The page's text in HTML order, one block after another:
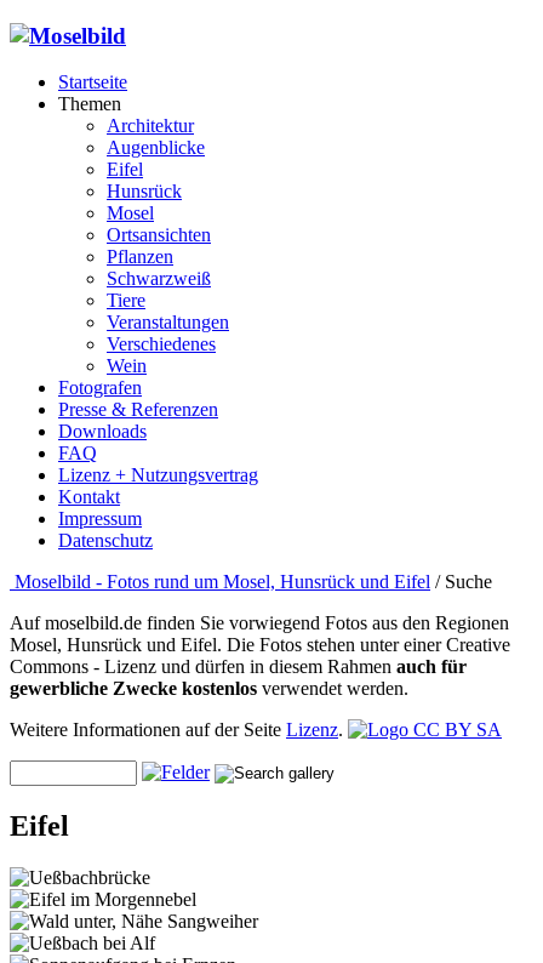
Startseite
Themen
Architektur
Augenblicke
Eifel
Hunsrück
Mosel
Ortsansichten
Pflanzen
Schwarzweiß
Tiere
Veranstaltungen
Verschiedenes
Wein
Fotografen
Presse & Referenzen
Downloads
FAQ
Lizenz + Nutzungsvertrag
Kontakt
Impressum
Datenschutz
Moselbild - Fotos rund um Mosel, Hunsrück und Eifel / Suche
Auf moselbild.de finden Sie vorwiegend Fotos aus den Regionen
Mosel, Hunsrück und Eifel. Die Fotos stehen unter einer Creative
Commons - Lizenz und dürfen in diesem Rahmen auch für
gewerbliche Zwecke kostenlos verwendet werden.
Weitere Informationen auf der Seite Lizenz.
Eifel